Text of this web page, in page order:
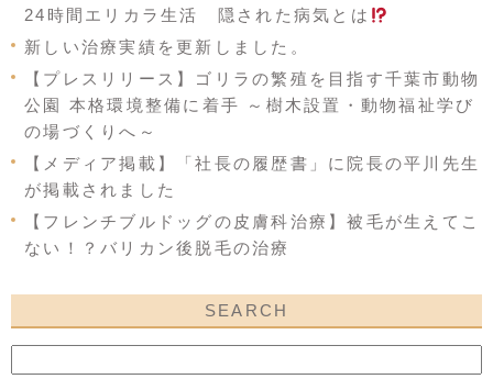
24時間エリカラ生活 隠された病気とは
新しい治療実績を更新しました。
【プレスリリース】ゴリラの繁殖を目指す千葉市動物
公園 本格環境整備に着手 ～樹木設置・動物福祉学び
の場づくりへ～
【メディア掲載】「社長の履歴書」に院長の平川先生
が掲載されました
【フレンチブルドッグの皮膚科治療】被毛が生えてこ
ない！？バリカン後脱毛の治療
SEARCH